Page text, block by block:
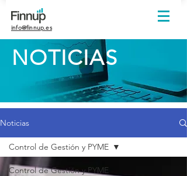
info@finnup.es
NOTICIAS
Noticias
Control de Gestión y PYME
Control de Gestión y PYME